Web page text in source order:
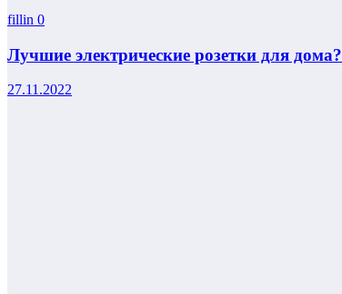
fillin 0
Лучшие электрические розетки для дома?
27.11.2022